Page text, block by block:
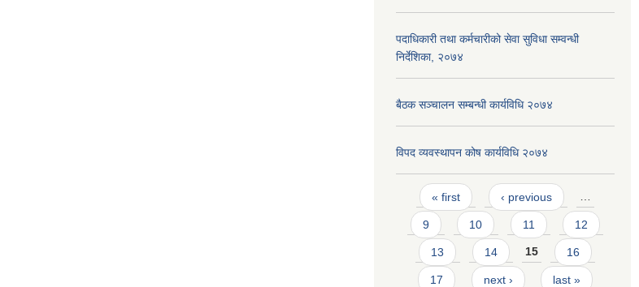
पदाधिकारी तथा कर्मचारीको सेवा सुविधा सम्वन्धी
निर्देशिका, २०७४
बैठक सञ्चालन सम्बन्धी कार्यविधि २०७४
विपद व्यवस्थापन कोष कार्यविधि २०७४
Pages
« first ‹ previous …
9 10 11 12
13 14 15 16
17 next › last »